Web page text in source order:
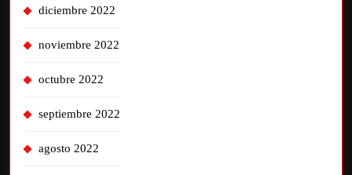
diciembre 2022
noviembre 2022
octubre 2022
septiembre 2022
agosto 2022